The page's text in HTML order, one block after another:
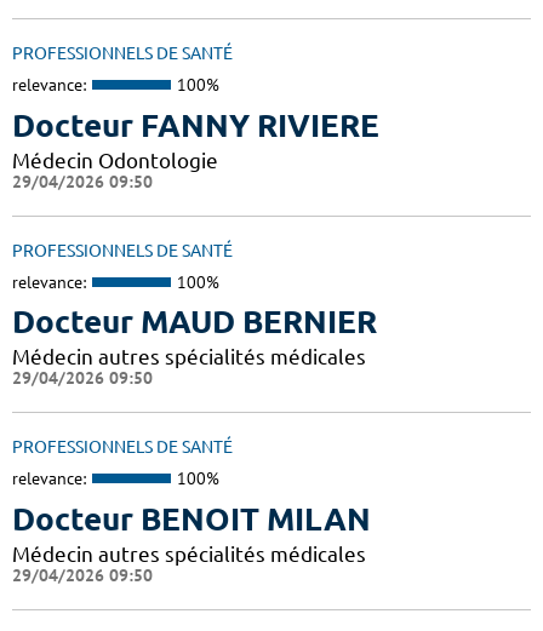
PROFESSIONNELS DE SANTÉ
relevance: 100%
Docteur FANNY RIVIERE
Médecin Odontologie
29/04/2026 09:50
PROFESSIONNELS DE SANTÉ
relevance: 100%
Docteur MAUD BERNIER
Médecin autres spécialités médicales
29/04/2026 09:50
PROFESSIONNELS DE SANTÉ
relevance: 100%
Docteur BENOIT MILAN
Médecin autres spécialités médicales
29/04/2026 09:50